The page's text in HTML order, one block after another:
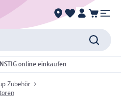
online einkaufen
Zubehör